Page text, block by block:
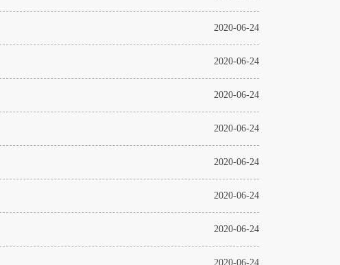
2020-06-24
2020-06-24
2020-06-24
2020-06-24
2020-06-24
2020-06-24
2020-06-24
2020-06-24